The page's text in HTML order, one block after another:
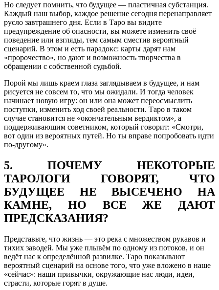
Но следует помнить, что будущее — пластичная субстанция.
Каждый наш выбор, каждое решение сегодня перенаправляет
русло завтрашнего дня. Если в Таро вы видите
предупреждение об опасности, вы можете изменить своё
поведение или взгляды, тем самым сместив вероятный
сценарий. В этом и есть парадокс: карты дарят нам
«пророчество», но дают и возможность творчества в
обращении с собственной судьбой.
Порой мы лишь краем глаза заглядываем в будущее, и нам
рисуется не совсем то, что мы ожидали. И тогда человек
начинает новую игру: он или она может переосмыслить
поступки, изменить ход своей реальности. Таро в таком
случае становится не «окончательным вердиктом», а
поддерживающим советником, который говорит: «Смотри,
вот один из вероятных путей. Но ты вправе попробовать идти
по-другому».
5. ПОЧЕМУ НЕКОТОРЫЕ
ТАРОЛОГИ ГОВОРЯТ, ЧТО
БУДУЩЕЕ НЕ ВЫСЕЧЕНО НА
КАМНЕ, НО ВСЕ ЖЕ ДАЮТ
ПРЕДСКАЗАНИЯ?
Представьте, что жизнь — это река с множеством рукавов и
тихих заводей. Мы уже плывём по одному из потоков, и он
ведёт нас к определённой развилке. Таро показывают
вероятный сценарий на основе того, что уже вложено в наше
«сейчас»: наши привычки, окружающие нас люди, идеи,
страсти, которые горят в душе.